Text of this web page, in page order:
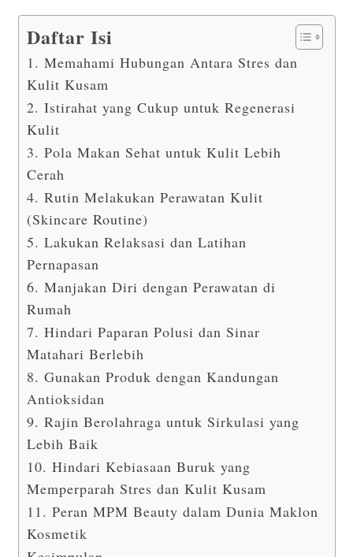
Daftar Isi
1. Memahami Hubungan Antara Stres dan
Kulit Kusam
2. Istirahat yang Cukup untuk Regenerasi
Kulit
3. Pola Makan Sehat untuk Kulit Lebih
Cerah
4. Rutin Melakukan Perawatan Kulit
(Skincare Routine)
5. Lakukan Relaksasi dan Latihan
Pernapasan
6. Manjakan Diri dengan Perawatan di
Rumah
7. Hindari Paparan Polusi dan Sinar
Matahari Berlebih
8. Gunakan Produk dengan Kandungan
Antioksidan
9. Rajin Berolahraga untuk Sirkulasi yang
Lebih Baik
10. Hindari Kebiasaan Buruk yang
Memperparah Stres dan Kulit Kusam
11. Peran MPM Beauty dalam Dunia Maklon
Kosmetik